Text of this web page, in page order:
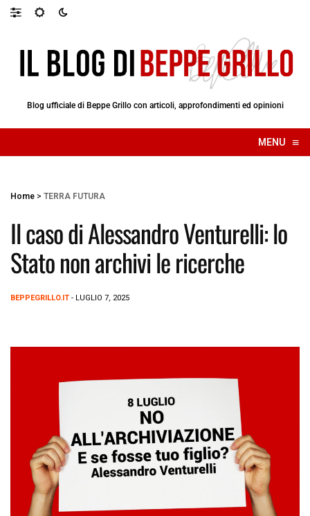
Blog ufficiale di Beppe Grillo con articoli, approfondimenti ed opinioni
MENU ≡
☰
Home > TERRA FUTURA
Il caso di Alessandro Venturelli: lo
Stato non archivi le ricerche
BEPPEGRILLO.IT - LUGLIO 7, 2025